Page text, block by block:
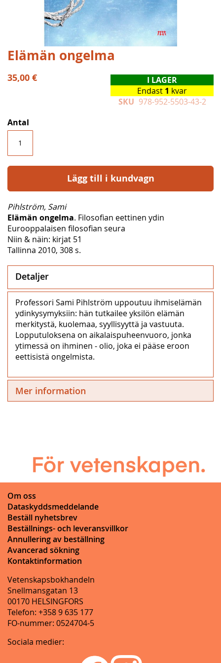
Hoppa
till
början
av
Elämän ongelma
35,00 €
I LAGER
Endast 1 kvar
SKU 978-952-5503-43-2
Antal
Lägg till i kundvagn
Pihlström, Sami
Elämän ongelma. Filosofian eettinen ydin
Eurooppalaisen filosofian seura
Niin & näin: kirjat 51
Tallinna 2010, 308 s.
Detaljer
Professori Sami Pihlström uppoutuu ihmiselämän
ydinkysymyksiin: hän tutkailee yksilön elämän
merkitystä, kuolemaa, syyllisyyttä ja vastuuta.
Lopputuloksena on aikalaispuheenvuoro, jonka
ytimessä on ihminen ‒ olio, joka ei pääse eroon
eettisistä ongelmista.
Mer information
Om oss
Dataskyddsmeddelande
Beställ nyhetsbrev
Beställnings- och leveransvillkor
Annullering av beställning
Avancerad sökning
Kontaktinformation
Vetenskapsbokhandeln
Snellmansgatan 13
00170 HELSINGFORS
Telefon: +358 9 635 177
FO-nummer: 0524704-5
Sociala medier: